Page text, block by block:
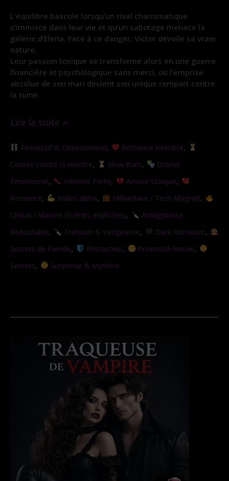
L’équilibre bascule lorsqu’un rival charismatique
s’immisce dans leur vie et qu’un sabotage menace la
galerie d’Elena. Face à ce danger, Victor dévoile sa vraie
nature.
Leur passion toxique se transforme alors en une guerre
financière et psychologique sans merci, où l’emprise
absolue de son mari devient son unique rempart contre
la ruine.
Lire la suite »
Possessif & Obsessionnel, Romance interdite,
Course contre la montre, Slow Burn,
Drame
Émotionnel, Héroïne Forte, Amour toxique,
Romance, Mâles alpha, Milliardaire / Tech-Magnat,
Chaud / Mature (Scènes explicites),
Antagoniste
Redoutable, Trahison & Vengeance, Dark Romance,
Secrets de Famille, Protecteur, Proximité forcée,
Secrets, Suspense & Mystère